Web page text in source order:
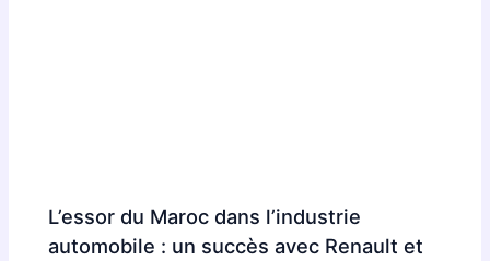
L’essor du Maroc dans l’industrie
automobile : un succès avec Renault et